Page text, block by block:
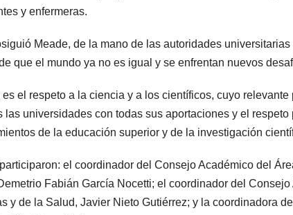
y enfermeras.
Meade, de la mano de las autoridades
que el mundo ya no es igual y se enfrentan nuevos
es el respeto a la ciencia y a los científicos, cuyo
las universidades con todas sus aportaciones y el
de la educación superior y de la investigación
el coordinador del Consejo Académico del
Fabián García Nocetti; el coordinador del
y de la Salud, Javier Nieto Gutiérrez; y la coordinadora